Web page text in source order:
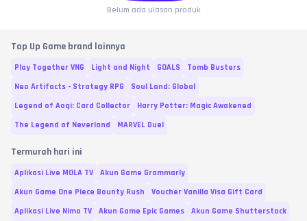
Belum ada ulasan produk
Top Up Game brand lainnya
Play Together VNG Light and Night GOALS
Tomb Busters
Neo Artifacts - Strategy RPG
Soul Land: Global
Legend of Aoqi: Card Collector
Harry Potter: Magic Awakened
The Legend of Neverland
MARVEL Duel
Termurah hari ini
Aplikasi Live MOLA TV
Akun Game Grammarly
Akun Game One Piece Bounty Rush
Voucher Vanilla Visa Gift Card
Aplikasi Live Nimo TV
Akun Game Epic Games
Akun Game Shutterstock